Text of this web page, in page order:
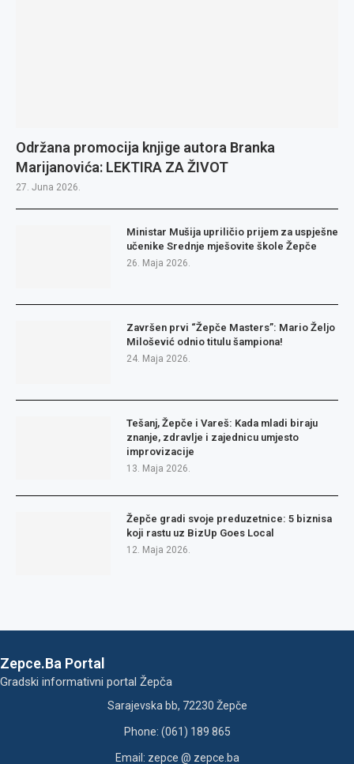
Održana promocija knjige autora Branka
Marijanovića: LEKTIRA ZA ŽIVOT
27. Juna 2026.
Ministar Mušija upriličio prijem za uspješne
učenike Srednje mješovite škole Žepče
26. Maja 2026.
Završen prvi “Žepče Masters”: Mario Željo
Milošević odnio titulu šampiona!
24. Maja 2026.
Tešanj, Žepče i Vareš: Kada mladi biraju
znanje, zdravlje i zajednicu umjesto
improvizacije
13. Maja 2026.
Žepče gradi svoje preduzetnice: 5 biznisa
koji rastu uz BizUp Goes Local
12. Maja 2026.
Zepce.Ba Portal
Gradski informativni portal Žepča
Sarajevska bb, 72230 Žepče
Phone: (061) 189 865
Email: zepce @ zepce.ba